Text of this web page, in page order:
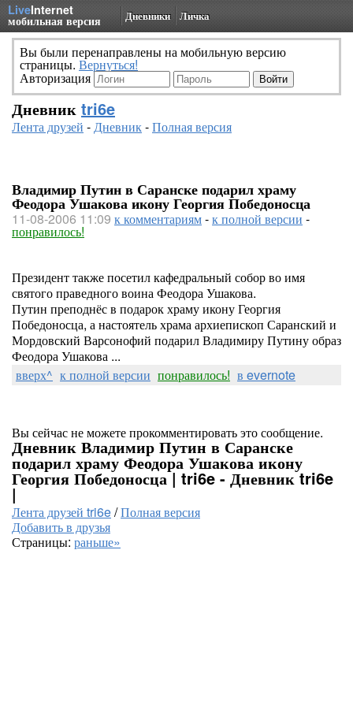
LiveInternet
мобильная версия Дневники Личка
Вы были перенаправлены на мобильную версию
страницы. Вернуться!
Авторизация
Дневник tri6e
Лента друзей -Дневник-Полная версия
Владимир Путин в Саранске подарил храму
Феодора Ушакова икону Георгия Победоносца
11-08-2006 11:09 к комментариям-к полной версии -
понравилось!
Президент также посетил кафедральный собор во имя
святого праведного воина Феодора Ушакова.
Путин преподнёс в подарок храму икону Георгия
Победоносца, а настоятель храма архиепископ Саранский и
Мордовский Варсонофий подарил Владимиру Путину образ
Феодора Ушакова ...
вверх^ к полной версии понравилось! в evernote
Вы сейчас не можете прокомментировать это сообщение.
Дневник Владимир Путин в Саранске
подарил храму Феодора Ушакова икону
Георгия Победоносца | tri6e - Дневник tri6e
|
Лента друзей tri6e/Полная версия
Добавить в друзья
Страницы: раньше»